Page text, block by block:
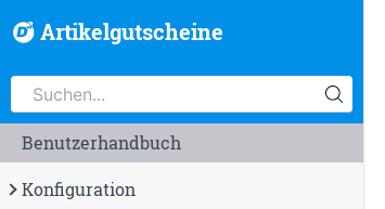
Artikelgutscheine
Benutzerhandbuch
Konfiguration